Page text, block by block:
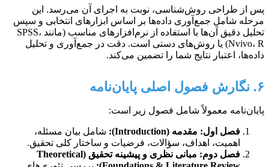
پس از طراحی روش‌شناسی، نوبت به اجرای آن می‌رسد. این
مرحله شامل جمع‌آوری داده‌ها بر اساس ابزارهای انتخابی و سپس
تحلیل دقیق آن‌ها با استفاده از نرم‌افزارهای مناسب (مانند SPSS،
Nvivo، R) یا روش‌های دستی است. دقت در جمع‌آوری و تحلیل
داده‌ها، اعتبار نتایج شما را تضمین می‌کند.
۶. نگارش فصول اصلی پایان‌نامه
پایان‌نامه معمولاً شامل فصول زیر است:
فصل اول: مقدمه (Introduction):
شامل بیان مسئله،
اهمیت، اهداف، سؤالات، فرضیات و ساختار کلی تحقیق.
فصل دوم: مبانی نظری و پیشینه تحقیق (Theoretical